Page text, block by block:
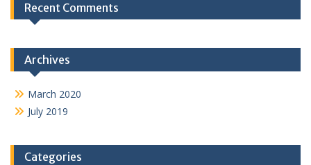
Recent Comments
Archives
March 2020
July 2019
Categories